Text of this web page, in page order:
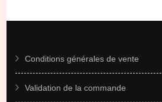
Conditions générales de vente
Validation de la commande